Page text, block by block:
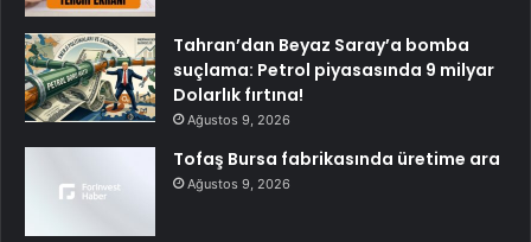
Tahran’dan Beyaz Saray’a bomba
suçlama: Petrol piyasasında 9 milyar
Dolarlık fırtına!
Ağustos 9, 2026
Tofaş Bursa fabrikasında üretime ara
Ağustos 9, 2026